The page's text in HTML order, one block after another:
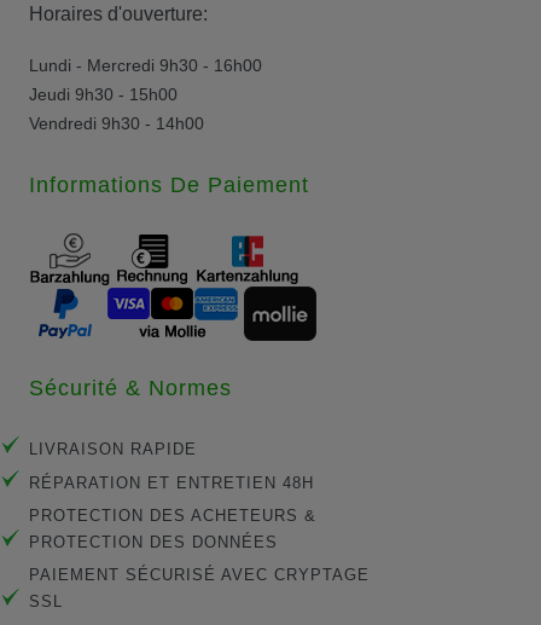
Horaires d'ouverture:
Lundi - Mercredi 9h30 - 16h00
Jeudi 9h30 - 15h00
Vendredi 9h30 - 14h00
Informations De Paiement
Sécurité & Normes
LIVRAISON RAPIDE
RÉPARATION ET ENTRETIEN 48H
PROTECTION DES ACHETEURS &
PROTECTION DES DONNÉES
PAIEMENT SÉCURISÉ AVEC CRYPTAGE
SSL